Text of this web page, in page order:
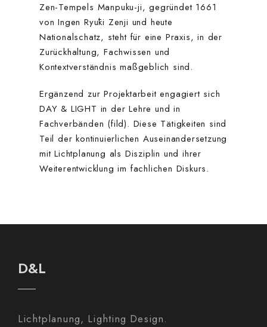
Zen-Tempels Manpuku-ji, gegründet 1661
von Ingen Ryūki Zenji und heute
Nationalschatz, steht für eine Praxis, in der
Zurückhaltung, Fachwissen und
Kontextverständnis maßgeblich sind.
Ergänzend zur Projektarbeit engagiert sich
DAY & LIGHT in der Lehre und in
Fachverbänden (fild). Diese Tätigkeiten sind
Teil der kontinuierlichen Auseinandersetzung
mit Lichtplanung als Disziplin und ihrer
Weiterentwicklung im fachlichen Diskurs.
D&L
Lichtplanung, Lighting Design.